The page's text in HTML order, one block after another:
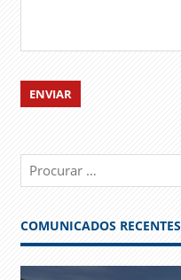
COMUNICADOS RECENTES